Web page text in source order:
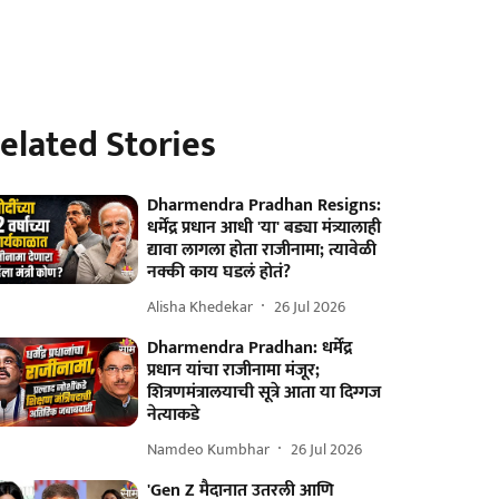
Stories
Dharmendra Pradhan Resigns:
धर्मेंद्र प्रधान आधी 'या' बड्या मंत्र्यालाही
द्यावा लागला होता राजीनामा; त्यावेळी
नक्की काय घडलं होतं?
Alisha Khedekar 26 Jul 2026
Dharmendra Pradhan: धर्मेंद्र
प्रधान यांचा राजीनामा मंजूर;
शित्रणमंत्रालयाची सूत्रे आता या दिग्गज
नेत्याकडे
Namdeo Kumbhar 26 Jul 2026
'Gen Z मैदानात उतरली आणि